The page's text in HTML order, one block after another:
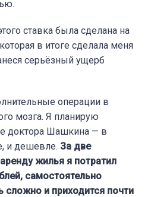
ставка была сделана на
в итоге сделала меня
серьёзный ущерб
операции в
мозга. Я планирую
доктора Шашкина — в
и дешевле. За две
жилья я потратил
самостоятельно
сложно и приходится почти